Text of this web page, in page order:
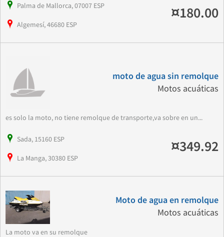
Palma de Mallorca, 07007 ESP
Algemesí, 46680 ESP
¤180.00
moto de agua sin remolque
Motos acuáticas
es solo la moto, no tiene remolque de transporte,va sobre en un...
Sada, 15160 ESP
La Manga, 30380 ESP
¤349.92
Moto de agua en remolque
Motos acuáticas
La moto va en su remolque